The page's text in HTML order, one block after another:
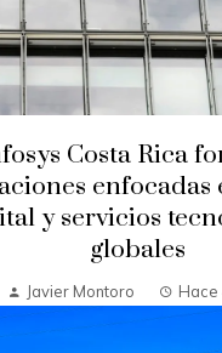
Costa Rica
enfocadas
y servicios
globales
Javier Montoro Hace